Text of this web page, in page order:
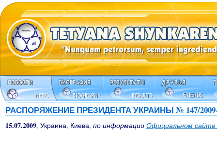
РАСПОРЯЖЕНИЕ ПРЕЗИДЕНТА УКРАИНЫ № 147/
15.07.2009, Украина, Киева, по информации Официальном